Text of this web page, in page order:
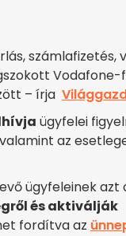
számlafizetés,
Vodafone-
– írja
ügyfelei
az
ügyfeleinek azt
és aktiválják
fordítva az